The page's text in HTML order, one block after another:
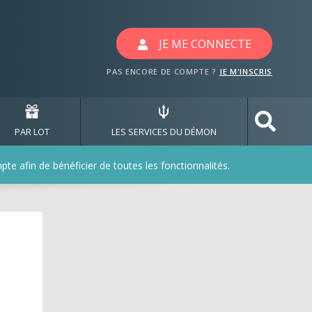
jeux gotaga
JE ME CONNECTE
PAS ENCORE DE COMPTE ? JE M'INSCRIS
PAR LOT LES SERVICES DU DÉMON
afin de bénéficier de toutes les fonctionnalités.